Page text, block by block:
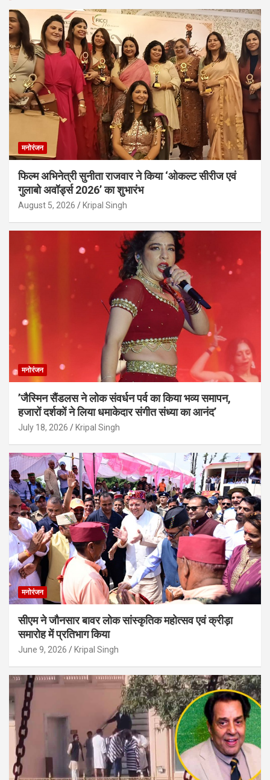
मनोरंजन
फिल्म अभिनेत्री सुनीता राजवार ने किया ‘ओकल्ट सीरीज एवं
गुलाबो अवॉर्ड्स 2026’ का शुभारंभ
August 5, 2026 Kripal Singh
मनोरंजन
’जैस्मिन सैंडलस ने लोक संवर्धन पर्व का किया भव्य समापन,
हजारों दर्शकों ने लिया धमाकेदार संगीत संध्या का आनंद’
July 18, 2026 Kripal Singh
मनोरंजन
सीएम ने जौनसार बावर लोक सांस्कृतिक महोत्सव एवं क्रीड़ा
समारोह में प्रतिभाग किया
June 9, 2026 Kripal Singh